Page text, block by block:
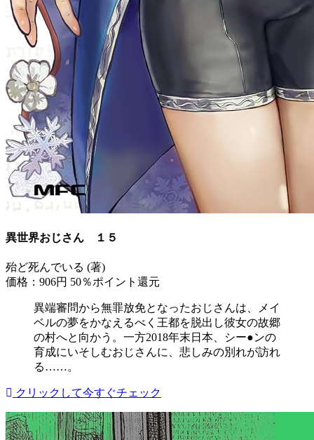
異世界おじさん １５
殆ど死んでいる (著)
価格：906円 50％ポイント還元
異端審問から無罪放免となったおじさんは、メイ
ベルの夢をかなえるべく王都を脱出し彼女の故郷
の村へと向かう。一方2018年末日本、シー●ンの
育成にいそしむおじさんに、悲しみの別れが訪れ
る……。
クリックして今すぐチェック